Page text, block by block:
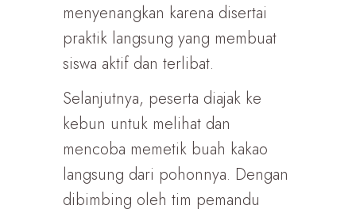
menyenangkan karena disertai
praktik langsung yang membuat
siswa aktif dan terlibat.
Selanjutnya, peserta diajak ke
kebun untuk melihat dan
mencoba memetik buah kakao
langsung dari pohonnya. Dengan
dibimbing oleh tim pemandu